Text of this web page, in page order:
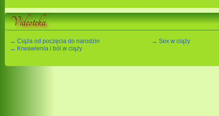
Videoteka
→ Ciąża od poczęcia do narodzin
→ Krwawienia i ból w ciąży
→ Sex w ciąży